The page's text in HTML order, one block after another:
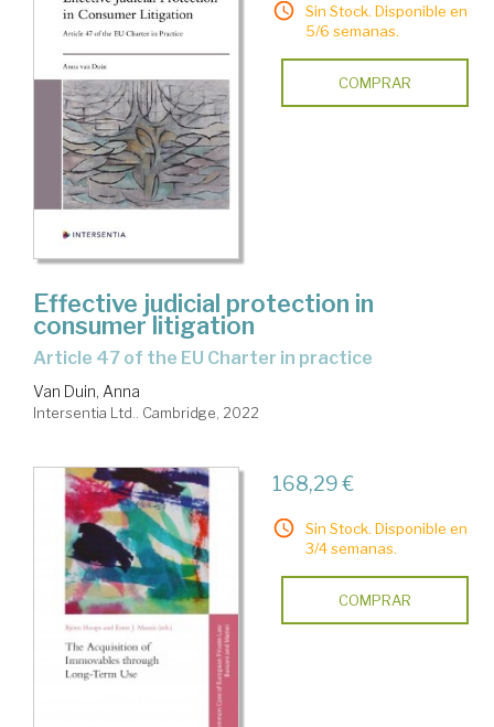
Sin Stock. Disponible en
5/6 semanas.
COMPRAR
Effective judicial protection in
consumer litigation
Article 47 of the EU Charter in practice
Van Duin, Anna
Intersentia Ltd.. Cambridge, 2022
168,29 €
Sin Stock. Disponible en
3/4 semanas.
COMPRAR